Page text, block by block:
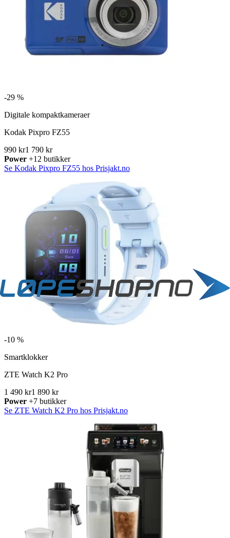
-29 %
Digitale kompaktkameraer
Kodak Pixpro FZ55
990 kr1 790 kr
Power +12 butikker
Se Kodak Pixpro FZ55 hos Prisjakt.no
-10 %
Smartklokker
ZTE Watch K2 Pro
1 490 kr1 890 kr
Power +7 butikker
Se ZTE Watch K2 Pro hos Prisjakt.no